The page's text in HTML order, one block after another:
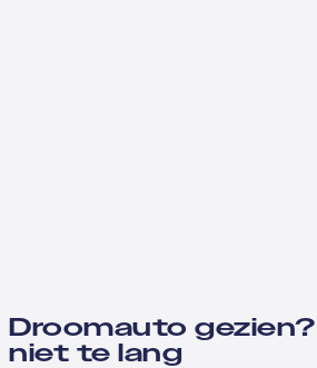
Droomauto
niet te lang